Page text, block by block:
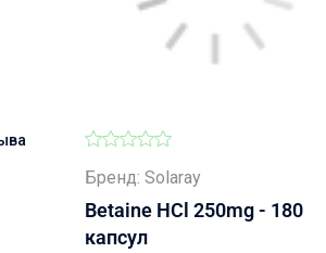
Бренд: Solaray
Betaine HCl 250mg - 180
капсул